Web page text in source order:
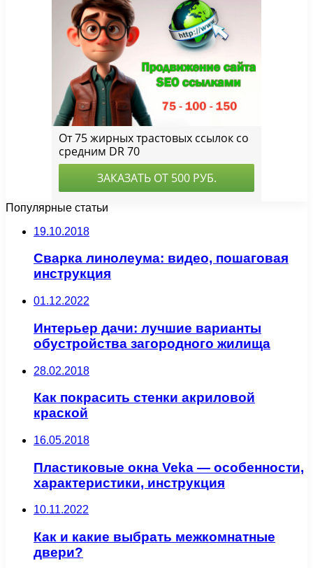
Популярные статьи
19.10.2018
Сварка линолеума: видео, пошаговая
инструкция
01.12.2022
Интерьер дачи: лучшие варианты
обустройства загородного жилища
28.02.2018
Как покрасить стенки акриловой
краской
16.05.2018
Пластиковые окна Veka — особенности,
характеристики, инструкция
10.11.2022
Как и какие выбрать межкомнатные
двери?